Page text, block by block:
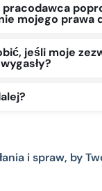
pracodawca
mojego prawa
jeśli moje
i spraw, by